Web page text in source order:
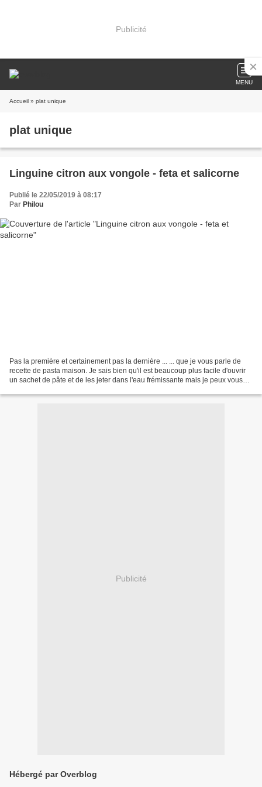
Publicité
MENU
Accueil » plat unique
plat unique
Linguine citron aux vongole - feta et salicorne
Publié le 22/05/2019 à 08:17
Par Philou
Pas la première et certainement pas la dernière ... ... que je vous parle de
recette de pasta maison. Je sais bien qu'il est beaucoup plus facile d'ouvrir
un sachet de pâte et de les jeter dans l'eau frémissante mais je peux vous
Publicité
Hébergé par Overblog